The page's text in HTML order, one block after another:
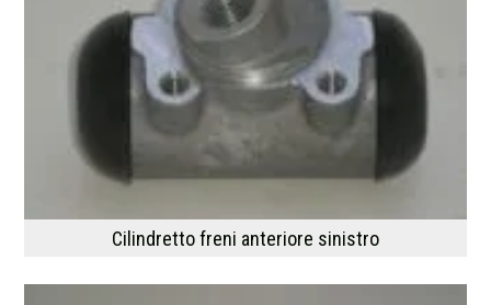
Cilindretto freni anteriore sinistro